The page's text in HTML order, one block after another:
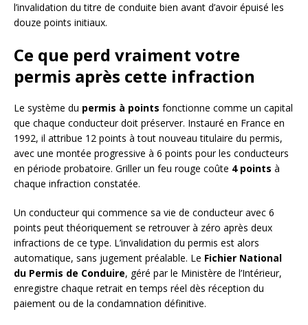
l’invalidation du titre de conduite bien avant d’avoir épuisé les
douze points initiaux.
Ce que perd vraiment votre
permis après cette infraction
Le système du permis à points fonctionne comme un capital
que chaque conducteur doit préserver. Instauré en France en
1992, il attribue 12 points à tout nouveau titulaire du permis,
avec une montée progressive à 6 points pour les conducteurs
en période probatoire. Griller un feu rouge coûte 4 points à
chaque infraction constatée.
Un conducteur qui commence sa vie de conducteur avec 6
points peut théoriquement se retrouver à zéro après deux
infractions de ce type. L’invalidation du permis est alors
automatique, sans jugement préalable. Le Fichier National
du Permis de Conduire, géré par le Ministère de l’Intérieur,
enregistre chaque retrait en temps réel dès réception du
paiement ou de la condamnation définitive.